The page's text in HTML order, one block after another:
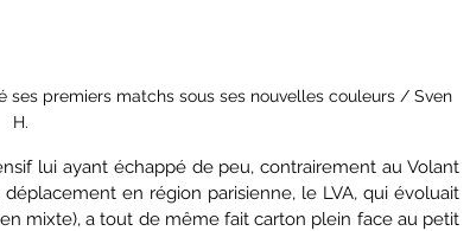
ses premiers matchs sous ses nouvelles couleurs / Sven
H.
lui ayant échappé de peu, contrairement au Volant
en région parisienne, le LVA, qui évoluait
mixte), a tout de même fait carton plein face au petit